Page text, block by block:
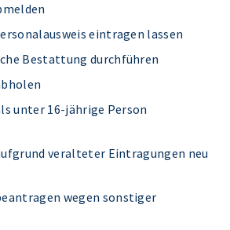
eintragen lassen
Bestattung durchführen
unter 16-jährige Person
veralteter Eintragungen neu
wegen sonstiger